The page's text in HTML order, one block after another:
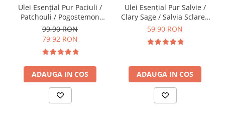
Ulei Esențial Pur Paciuli /
Patchouli / Pogostemon
Cablin 15ml - Aromaterapie
Sigura | nJoy Nature
99,90 RON
79,92 RON
ADAUGA IN COS
Ulei Esențial Pur Salvie /
Clary Sage / Salvia Sclarea
15ml - Aromaterapie Sigura
59,90 RON
ADAUGA IN COS